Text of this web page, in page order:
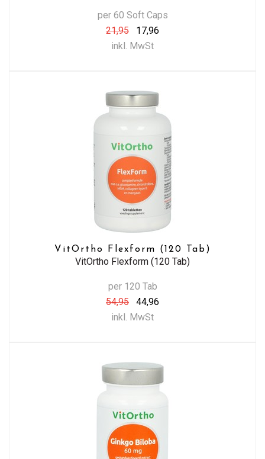
per 60 Soft Caps
21,95
17,96
inkl. MwSt
VitOrtho Flexform (120 Tab)
VitOrtho Flexform (120 Tab)
per 120 Tab
54,95
44,96
inkl. MwSt